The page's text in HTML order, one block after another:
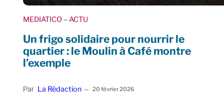
MEDIATICO – ACTU
Un frigo solidaire pour nourrir le
quartier : le Moulin à Café montre
l’exemple
Par La Rédaction – 20 février 2026